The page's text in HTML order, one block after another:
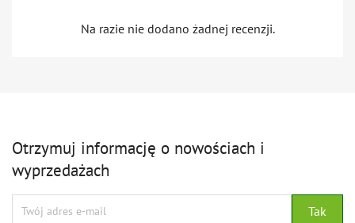
Na razie nie dodano żadnej recenzji.
Otrzymuj informację o nowościach i
wyprzedażach